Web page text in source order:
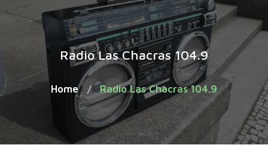
Radio Las Chacras 104.9
Home / Radio Las Chacras 104.9